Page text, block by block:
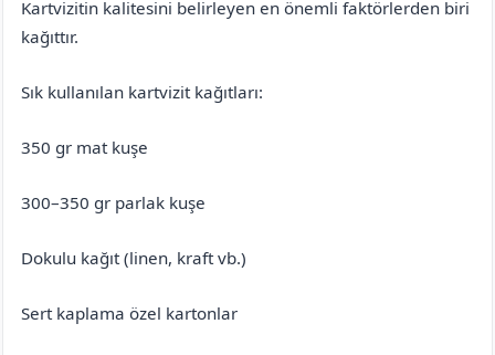
Kartvizitin kalitesini belirleyen en önemli faktörlerden biri
kağıttır.
Sık kullanılan kartvizit kağıtları:
350 gr mat kuşe
300–350 gr parlak kuşe
Dokulu kağıt (linen, kraft vb.)
Sert kaplama özel kartonlar